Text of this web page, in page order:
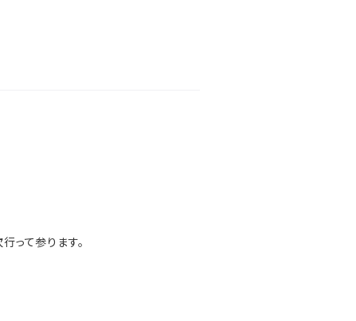
って参ります。